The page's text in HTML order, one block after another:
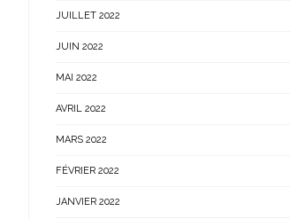
JUILLET 2022
JUIN 2022
MAI 2022
AVRIL 2022
MARS 2022
FÉVRIER 2022
JANVIER 2022